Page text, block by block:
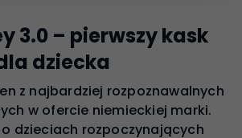
3.0 – pierwszy kask
dziecka
z najbardziej rozpoznawalnych
w ofercie niemieckiej marki.
o dzieciach rozpoczynających